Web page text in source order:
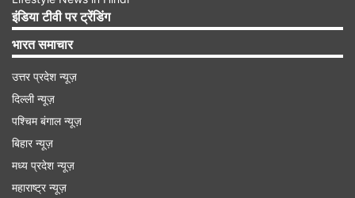
इंडिया टीवी पर ट्रेंडिंग
भारत समाचार
उत्तर प्रदेश न्यूज़
दिल्ली न्यूज़
पश्चिम बंगाल न्यूज़
बिहार न्यूज़
मध्य प्रदेश न्यूज़
महाराष्ट्र न्यूज़